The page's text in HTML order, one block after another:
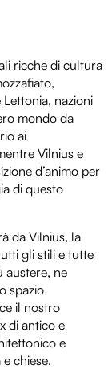
ricche di cultura
nazioni
mondo da
ai
Vilnius e
d’animo per
di questo
da Vilnius, la
gli stili e tutte
austere, ne
spazio
il nostro
di antico e
e
chiese.